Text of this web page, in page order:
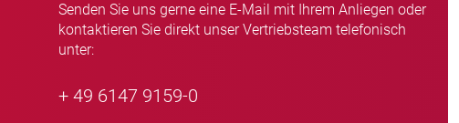
Senden Sie uns gerne eine E-Mail mit Ihrem Anliegen oder
kontaktieren Sie direkt unser Vertriebsteam telefonisch
unter:
+ 49 6147 9159-0